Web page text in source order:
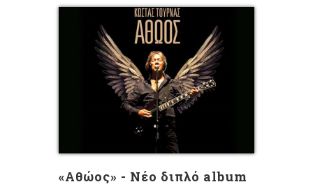
«Αθώος» - Νέο διπλό album